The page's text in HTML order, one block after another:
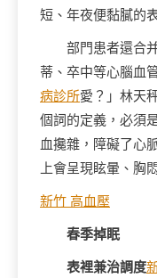
短、年夜便黏膩的
部門患者還合
蒂、卒中等心腦血
病診所愛？」林天
個詞的定義，必須
血攙雜，障礙了心
上會呈現眩暈、胸
新竹 高血壓
春季掉眠
表裡兼治調度